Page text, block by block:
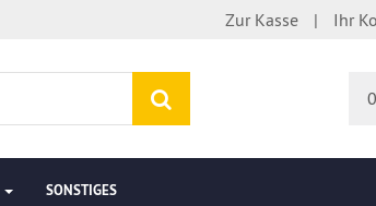
Zur Kasse Ihr
SONSTIGES